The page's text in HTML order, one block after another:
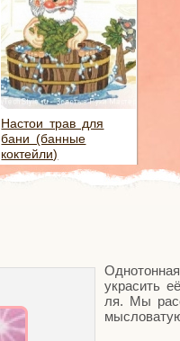
Настои трав для
бани (банные
коктейли)
укра­сить
ля. Мы